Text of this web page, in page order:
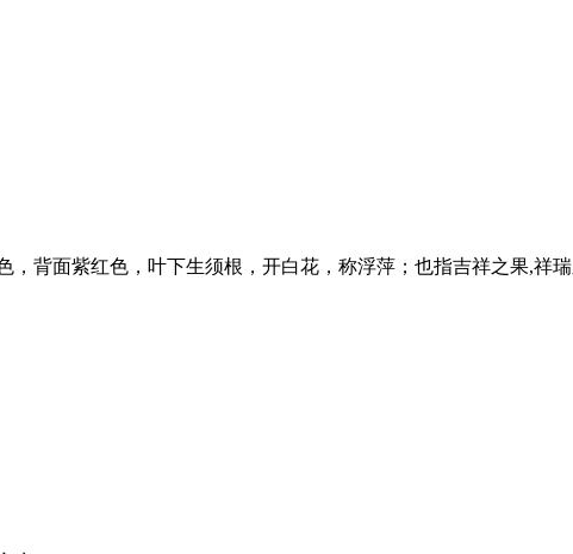
，背面紫红色，叶下生须根，开白花，称浮萍；也指吉祥之果,祥